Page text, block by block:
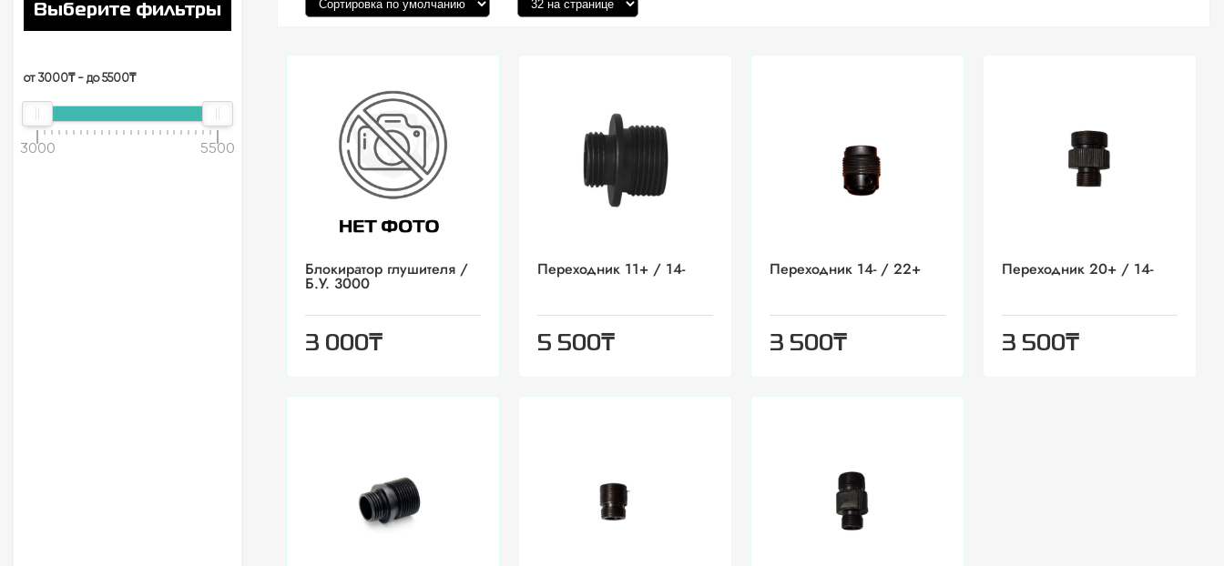
Выберите фильтры
от 3000₸ - до 5500₸
3000 5500
Блокиратор глушителя /
Б.У. 3000
3 000₸
Переходник 11+ / 14-
5 500₸
Переходник 14- / 22+
3 500₸
Переходник 20+ / 14-
3 500₸